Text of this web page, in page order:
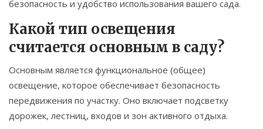
безопасность и удобство использования вашего сада.
Какой тип освещения
считается основным в саду?
Основным является функциональное (общее)
освещение, которое обеспечивает безопасность
передвижения по участку. Оно включает подсветку
дорожек, лестниц, входов и зон активного отдыха.